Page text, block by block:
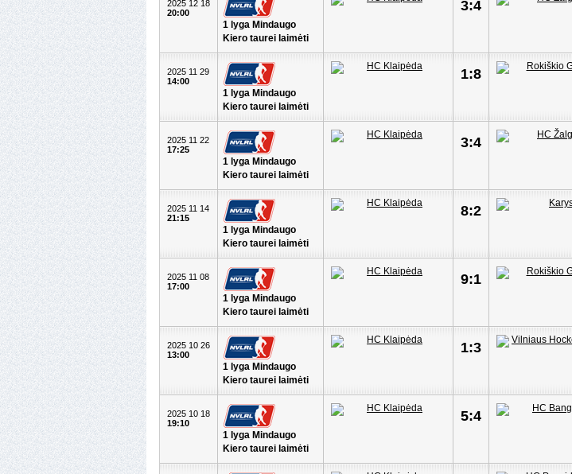
2025 12 18
20:00
1 lyga Mindaugo
Kiero taurei laimėti
3:4
2025 11 29
14:00
1 lyga Mindaugo
Kiero taurei laimėti
1:8
2025 11 22
17:25
1 lyga Mindaugo
Kiero taurei laimėti
3:4
2025 11 14
21:15
1 lyga Mindaugo
Kiero taurei laimėti
8:2
2025 11 08
17:00
1 lyga Mindaugo
Kiero taurei laimėti
9:1
2025 10 26
13:00
1 lyga Mindaugo
Kiero taurei laimėti
1:3
2025 10 18
19:10
1 lyga Mindaugo
Kiero taurei laimėti
5:4